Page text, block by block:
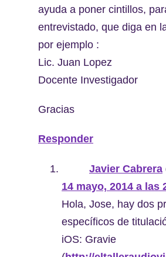
ayuda a poner cintillos,
entrevistado, que diga en
por ejemplo :
Lic. Juan Lopez
Docente Investigador
Gracias
Responder
Javier Cabrera
14 mayo, 2014 a las
Hola, Jose, hay dos
específicos de
iOS: Gravie